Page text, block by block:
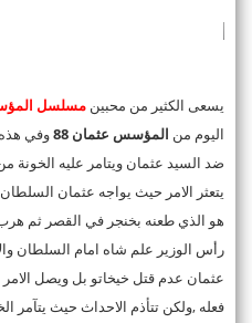
يسعى الكثير من محبين مسلسل
اليوم من المؤسس عثمان 88
وفي
ضد السيد عثمان ويتامر عليه الخونة
يتعثر الامر حيث يواجه عثمان
هو الذي طعنه بخنجر في القصر ثم
رأس الوزير علم شاه امام السلطان
عثمان عدم قتل خيخاتو بل ويصل
فعله ,ولكن تتأذم الاحداث حيث يتآمر